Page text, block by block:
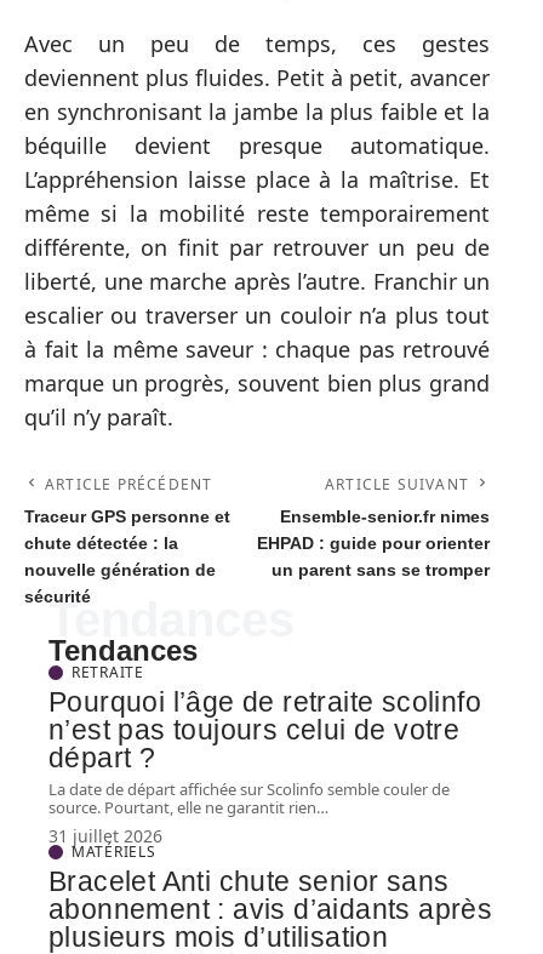
Avec un peu de temps, ces gestes
deviennent plus fluides. Petit à petit, avancer
en synchronisant la jambe la plus faible et la
béquille devient presque automatique.
L’appréhension laisse place à la maîtrise. Et
même si la mobilité reste temporairement
différente, on finit par retrouver un peu de
liberté, une marche après l’autre. Franchir un
escalier ou traverser un couloir n’a plus tout
à fait la même saveur : chaque pas retrouvé
marque un progrès, souvent bien plus grand
qu’il n’y paraît.
ARTICLE PRÉCÉDENT
Traceur GPS personne et
chute détectée : la
nouvelle génération de
sécurité
ARTICLE SUIVANT
Ensemble-senior.fr nimes
EHPAD : guide pour orienter
un parent sans se tromper
Tendances
Tendances
RETRAITE
Pourquoi l’âge de retraite scolinfo
n’est pas toujours celui de votre
départ ?
La date de départ affichée sur Scolinfo semble couler de
source. Pourtant, elle ne garantit rien…
31 juillet 2026
MATÉRIELS
Bracelet Anti chute senior sans
abonnement : avis d’aidants après
plusieurs mois d’utilisation